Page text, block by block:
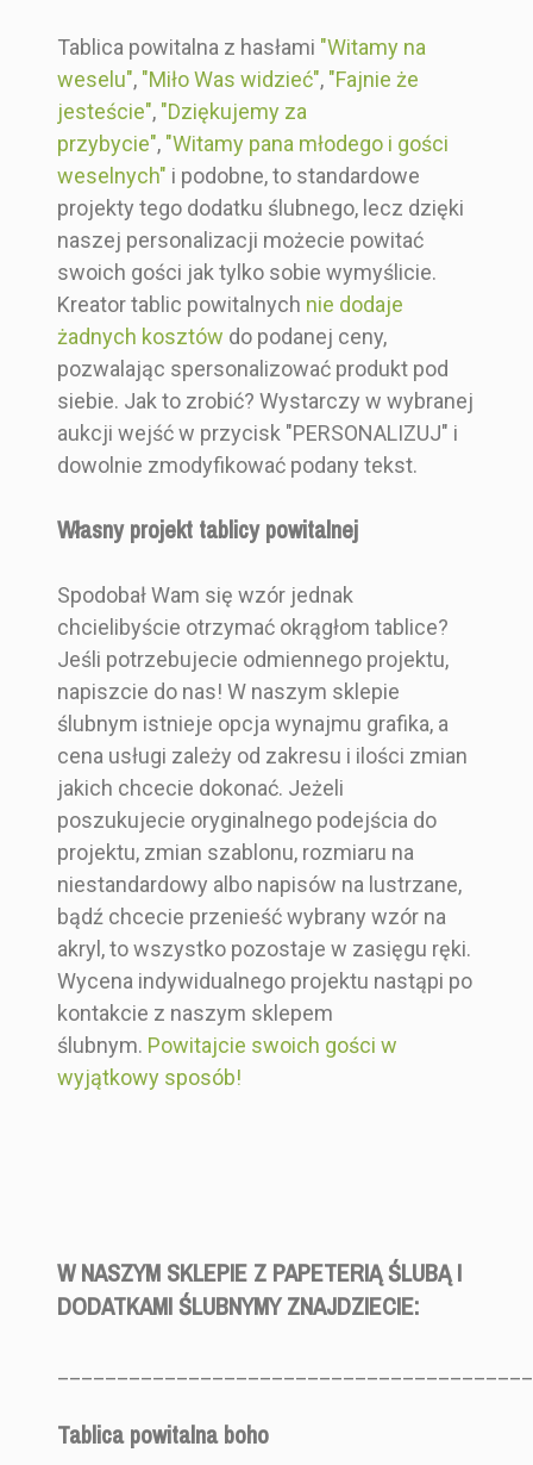
Tablica powitalna z hasłami "Witamy na
weselu", "Miło Was widzieć", "Fajnie że
jesteście", "Dziękujemy za
przybycie", "Witamy pana młodego i gości
weselnych" i podobne, to standardowe
projekty tego dodatku ślubnego, lecz dzięki
naszej personalizacji możecie powitać
swoich gości jak tylko sobie wymyślicie.
Kreator tablic powitalnych nie dodaje
żadnych kosztów do podanej ceny,
pozwalając spersonalizować produkt pod
siebie. Jak to zrobić? Wystarczy w wybranej
aukcji wejść w przycisk "PERSONALIZUJ" i
dowolnie zmodyfikować podany tekst.
Własny projekt tablicy powitalnej
Spodobał Wam się wzór jednak
chcielibyście otrzymać okrągłom tablice?
Jeśli potrzebujecie odmiennego projektu,
napiszcie do nas! W naszym sklepie
ślubnym istnieje opcja wynajmu grafika, a
cena usługi zależy od zakresu i ilości zmian
jakich chcecie dokonać. Jeżeli
poszukujecie oryginalnego podejścia do
projektu, zmian szablonu, rozmiaru na
niestandardowy albo napisów na lustrzane,
bądź chcecie przenieść wybrany wzór na
akryl, to wszystko pozostaje w zasięgu ręki.
Wycena indywidualnego projektu nastąpi po
kontakcie z naszym sklepem
ślubnym. Powitajcie swoich gości w
wyjątkowy sposób!
W NASZYM SKLEPIE Z PAPETERIĄ ŚLUBĄ I
DODATKAMI ŚLUBNYMY ZNAJDZIECIE:
Tablica powitalna boho